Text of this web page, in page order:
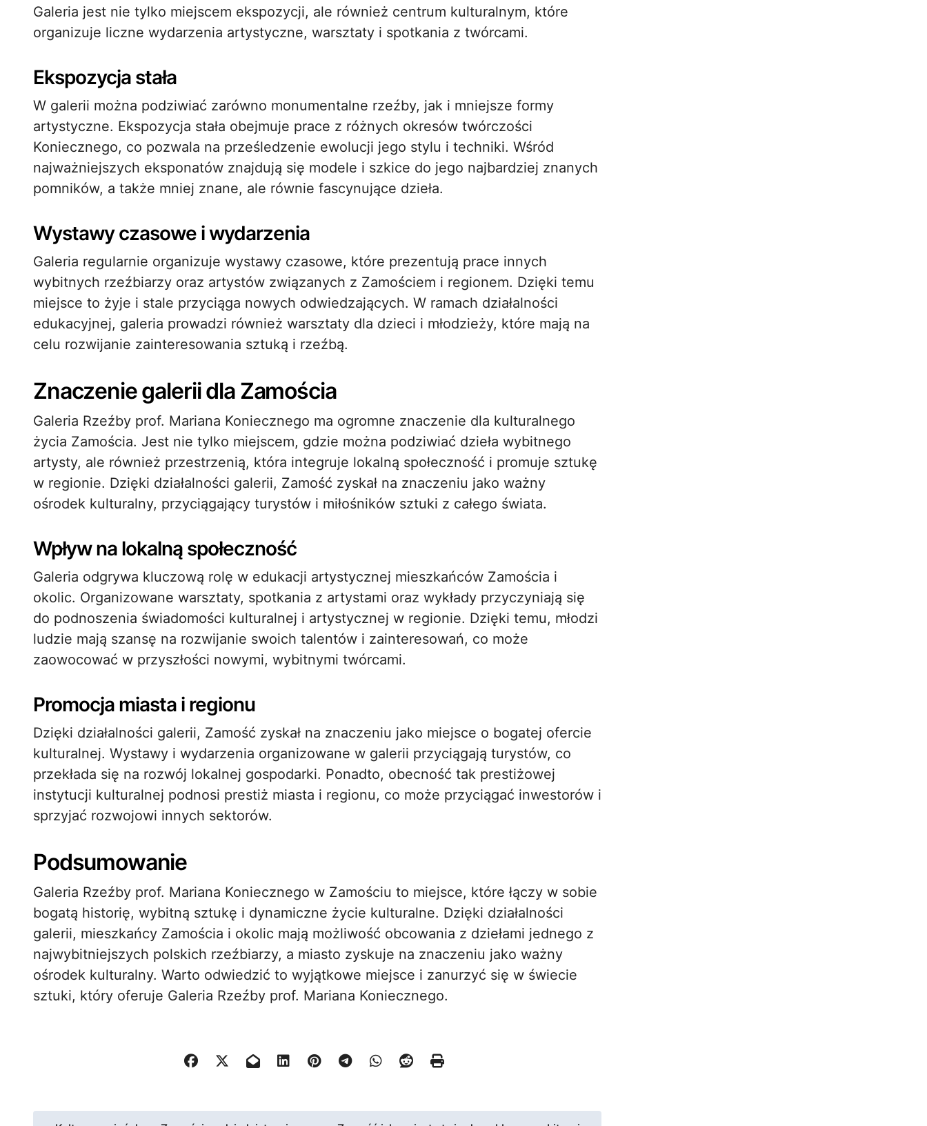
Galeria jest nie tylko miejscem ekspozycji, ale również centrum kulturalnym, które
organizuje liczne wydarzenia artystyczne, warsztaty i spotkania z twórcami.
Ekspozycja stała
W galerii można podziwiać zarówno monumentalne rzeźby, jak i mniejsze formy
artystyczne. Ekspozycja stała obejmuje prace z różnych okresów twórczości
Koniecznego, co pozwala na prześledzenie ewolucji jego stylu i techniki. Wśród
najważniejszych eksponatów znajdują się modele i szkice do jego najbardziej znanych
pomników, a także mniej znane, ale równie fascynujące dzieła.
Wystawy czasowe i wydarzenia
Galeria regularnie organizuje wystawy czasowe, które prezentują prace innych
wybitnych rzeźbiarzy oraz artystów związanych z Zamościem i regionem. Dzięki temu
miejsce to żyje i stale przyciąga nowych odwiedzających. W ramach działalności
edukacyjnej, galeria prowadzi również warsztaty dla dzieci i młodzieży, które mają na
celu rozwijanie zainteresowania sztuką i rzeźbą.
Znaczenie galerii dla Zamościa
Galeria Rzeźby prof. Mariana Koniecznego ma ogromne znaczenie dla kulturalnego
życia Zamościa. Jest nie tylko miejscem, gdzie można podziwiać dzieła wybitnego
artysty, ale również przestrzenią, która integruje lokalną społeczność i promuje sztukę
w regionie. Dzięki działalności galerii, Zamość zyskał na znaczeniu jako ważny
ośrodek kulturalny, przyciągający turystów i miłośników sztuki z całego świata.
Wpływ na lokalną społeczność
Galeria odgrywa kluczową rolę w edukacji artystycznej mieszkańców Zamościa i
okolic. Organizowane warsztaty, spotkania z artystami oraz wykłady przyczyniają się
do podnoszenia świadomości kulturalnej i artystycznej w regionie. Dzięki temu, młodzi
ludzie mają szansę na rozwijanie swoich talentów i zainteresowań, co może
zaowocować w przyszłości nowymi, wybitnymi twórcami.
Promocja miasta i regionu
Dzięki działalności galerii, Zamość zyskał na znaczeniu jako miejsce o bogatej ofercie
kulturalnej. Wystawy i wydarzenia organizowane w galerii przyciągają turystów, co
przekłada się na rozwój lokalnej gospodarki. Ponadto, obecność tak prestiżowej
instytucji kulturalnej podnosi prestiż miasta i regionu, co może przyciągać inwestorów i
sprzyjać rozwojowi innych sektorów.
Podsumowanie
Galeria Rzeźby prof. Mariana Koniecznego w Zamościu to miejsce, które łączy w sobie
bogatą historię, wybitną sztukę i dynamiczne życie kulturalne. Dzięki działalności
galerii, mieszkańcy Zamościa i okolic mają możliwość obcowania z dziełami jednego z
najwybitniejszych polskich rzeźbiarzy, a miasto zyskuje na znaczeniu jako ważny
ośrodek kulturalny. Warto odwiedzić to wyjątkowe miejsce i zanurzyć się w świecie
sztuki, który oferuje Galeria Rzeźby prof. Mariana Koniecznego.